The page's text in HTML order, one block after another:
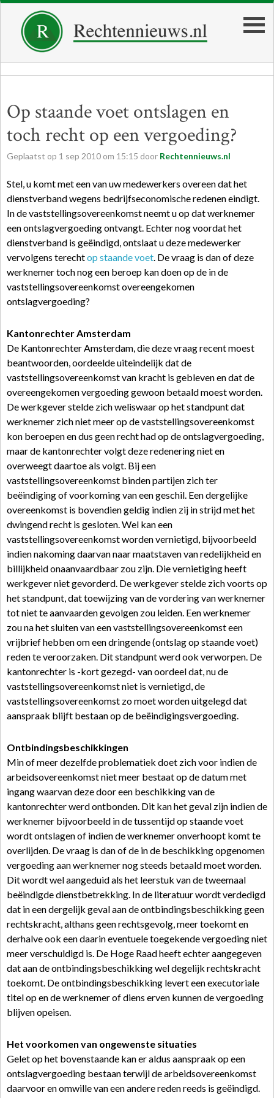
Op staande voet ontslagen en
toch recht op een vergoeding?
Geplaatst op 1 sep 2010 om 15:15 door Rechtennieuws.nl
Stel, u komt met een van uw medewerkers overeen dat het
dienstverband wegens bedrijfseconomische redenen eindigt.
In de vaststellingsovereenkomst neemt u op dat werknemer
een ontslagvergoeding ontvangt. Echter nog voordat het
dienstverband is geëindigd, ontslaat u deze medewerker
vervolgens terechtop staande voet. De vraag is dan of deze
werknemer toch nog een beroep kan doen op de in de
vaststellingsovereenkomst overeengekomen
ontslagvergoeding?
Kantonrechter Amsterdam
De Kantonrechter Amsterdam, die deze vraag recent moest
beantwoorden, oordeelde uiteindelijk dat de
vaststellingsovereenkomst van kracht is gebleven en dat de
overeengekomen vergoeding gewoon betaald moest worden.
De werkgever stelde zich weliswaar op het standpunt dat
werknemer zich niet meer op de vaststellingsovereenkomst
kon beroepen en dus geen recht had op de ontslagvergoeding,
maar de kantonrechter volgt deze redenering niet en
overweegt daartoe als volgt. Bij een
vaststellingsovereenkomst binden partijen zich ter
beëindiging of voorkoming van een geschil. Een dergelijke
overeenkomst is bovendien geldig indien zij in strijd met het
dwingend recht is gesloten. Wel kan een
vaststellingsovereenkomst worden vernietigd, bijvoorbeeld
indien nakoming daarvan naar maatstaven van redelijkheid en
billijkheid onaanvaardbaar zou zijn. Die vernietiging heeft
werkgever niet gevorderd. De werkgever stelde zich voorts op
het standpunt, dat toewijzing van de vordering van werknemer
tot niet te aanvaarden gevolgen zou leiden. Een werknemer
zou na het sluiten van een vaststellingsovereenkomst een
vrijbrief hebben om een dringende (ontslag op staande voet)
reden te veroorzaken. Dit standpunt werd ook verworpen. De
kantonrechter is -kort gezegd- van oordeel dat, nu de
vaststellingsovereenkomst niet is vernietigd, de
vaststellingsovereenkomst zo moet worden uitgelegd dat
aanspraak blijft bestaan op de beëindigingsvergoeding.
Ontbindingsbeschikkingen
Min of meer dezelfde problematiek doet zich voor indien de
arbeidsovereenkomst niet meer bestaat op de datum met
ingang waarvan deze door een beschikking van de
kantonrechter werd ontbonden. Dit kan het geval zijn indien de
werknemer bijvoorbeeld in de tussentijd op staande voet
wordt ontslagen of indien de werknemer onverhoopt komt te
overlijden. De vraag is dan of de in de beschikking opgenomen
vergoeding aan werknemer nog steeds betaald moet worden.
Dit wordt wel aangeduid als het leerstuk van de tweemaal
beëindigde dienstbetrekking. In de literatuur wordt verdedigd
dat in een dergelijk geval aan de ontbindingsbeschikking geen
rechtskracht, althans geen rechtsgevolg, meer toekomt en
derhalve ook een daarin eventuele toegekende vergoeding niet
meer verschuldigd is. De Hoge Raad heeft echter aangegeven
dat aan de ontbindingsbeschikking wel degelijk rechtskracht
toekomt. De ontbindingsbeschikking levert een executoriale
titel op en de werknemer of diens erven kunnen de vergoeding
blijven opeisen.
Het voorkomen van ongewenste situaties
Gelet op het bovenstaande kan er aldus aanspraak op een
ontslagvergoeding bestaan terwijl de arbeidsovereenkomst
daarvoor en omwille van een andere reden reeds is geëindigd.